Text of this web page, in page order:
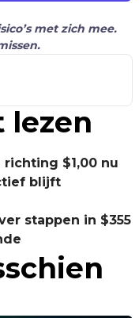
met zich mee.
lezen
richting $1,00 nu
blijft
stappen in $355